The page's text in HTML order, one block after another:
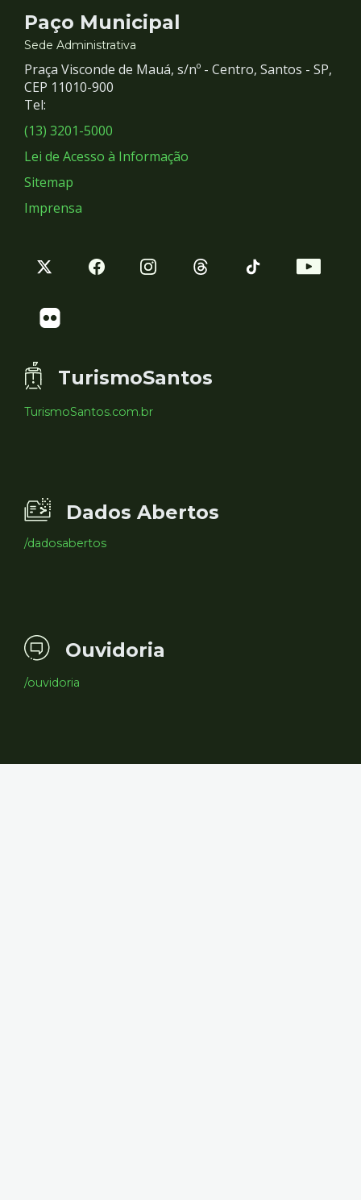
Contato
e
Redes
Sociais
Paço Municipal
Sede Administrativa
Praça Visconde de Mauá, s/nº - Centro, Santos - SP,
CEP 11010-900
Tel:
(13) 3201-5000
Lei de Acesso à Informação
Sitemap
Imprensa
TurismoSantos
TurismoSantos.com.br
Dados Abertos
/dadosabertos
Ouvidoria
/ouvidoria